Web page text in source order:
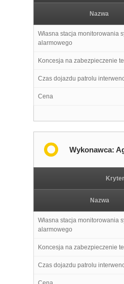
Nazwa
Własna stacja monitorowania
alarmowego
Koncesja na zabezpieczenie
Czas dojazdu patrolu
Cena
Wykonawca:
Nazwa
Własna stacja monitorowania
alarmowego
Koncesja na zabezpieczenie
Czas dojazdu patrolu